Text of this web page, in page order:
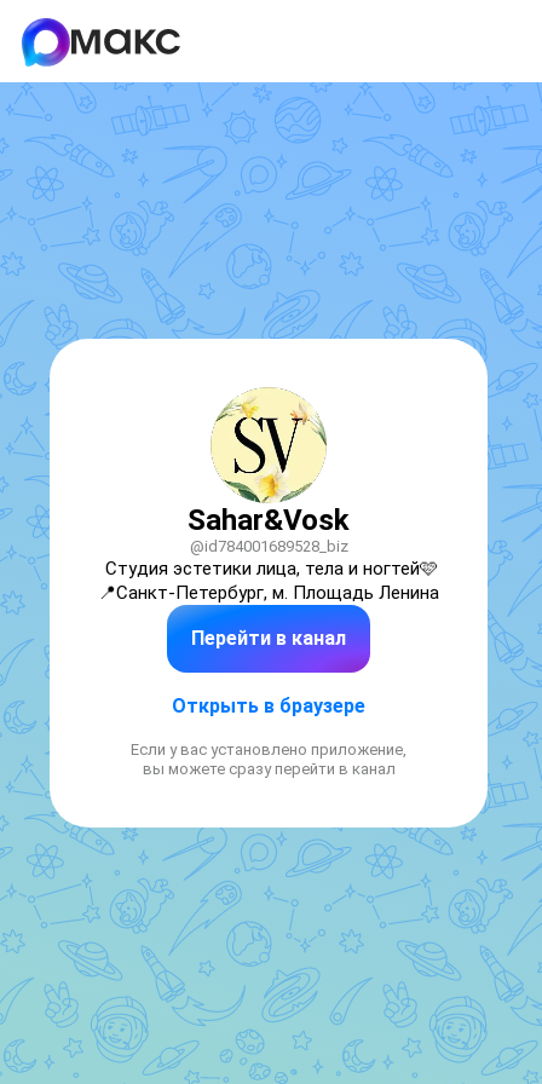
Sahar&Vosk
@id784001689528_biz
Студия эстетики лица, тела и ногтей🩷
📍Санкт-Петербург, м. Площадь Ленина
Перейти в канал
Открыть в браузере
Если у вас установлено приложение,
вы можете сразу перейти в канал